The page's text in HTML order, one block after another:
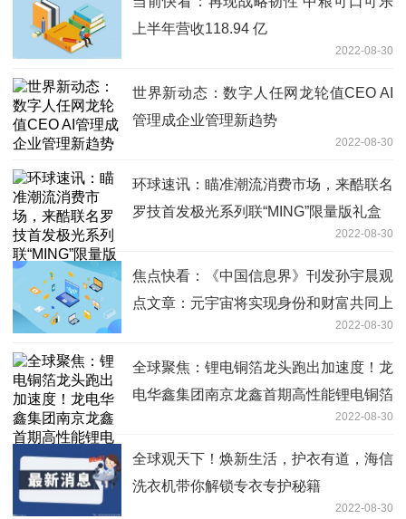
上半年营收118.94 亿
2022-08-30
世界新动态：数字人任网龙轮值CEO AI
管理成企业管理新趋势
2022-08-30
环球速讯：瞄准潮流消费市场，来酷联名
罗技首发极光系列联“MING”限量版礼盒
2022-08-30
焦点快看：《中国信息界》刊发孙宇晨观
点文章：元宇宙将实现身份和财富共同上
2022-08-30
全球聚焦：锂电铜箔龙头跑出加速度！龙
电华鑫集团南京龙鑫首期高性能锂电铜箔
2022-08-30
全球观天下！焕新生活，护衣有道，海信
洗衣机带你解锁专衣专护秘籍
2022-08-30